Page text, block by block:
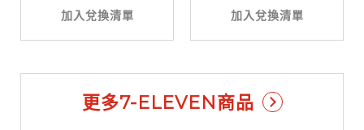
加入兌換清單 加入兌換清單
更多7-ELEVEN商品